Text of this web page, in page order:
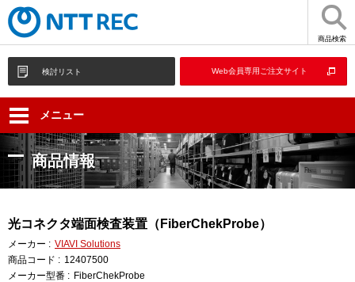
商品検索
検討リスト Web会員専用ご注文サイト
メニュー
商品情報
光コネクタ端面検査装置（FiberChekProbe）
メーカー : VIAVI Solutions
商品コード : 12407500
メーカー型番 : FiberChekProbe